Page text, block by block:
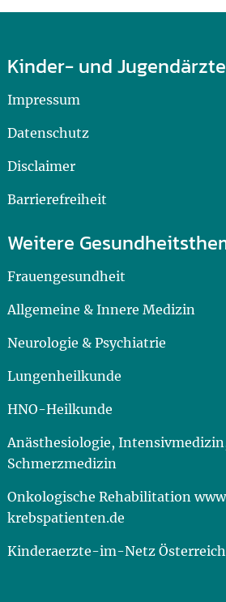
Kinder- und
Impressum
Datenschutz
Disclaimer
Barrierefreiheit
Weitere
Frauengesundheit
Allgemeine & Innere Medizin
Neurologie & Psychiatrie
Lungenheilkunde
HNO-Heilkunde
Anästhesiologie,
Schmerzmedizin
Onkologische Rehabilitation
krebspatienten.de
Kinderaerzte-im-Netz Österreich